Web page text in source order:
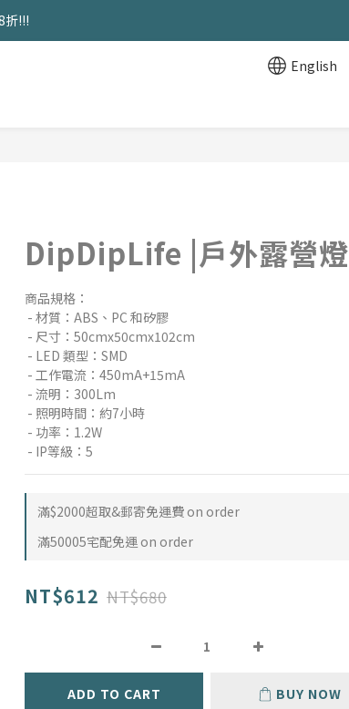
$1488
折!!!
English
DipDipLife |戶外露營燈
商品規格：
- 材質：ABS、PC 和矽膠
- 尺寸：50cmx50cmx102cm
- LED 類型：SMD
- 工作電流：450mA+15mA
- 流明：300Lm
- 照明時間：約7小時
- 功率：1.2W
- IP等級：5
滿$2000超取&郵寄免運費 on order
滿50005宅配免運 on order
NT$612 NT$680
ADD TO CART BUY NOW